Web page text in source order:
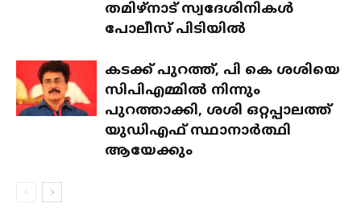
തമിഴ്‌നാട് സ്വദേശിനികൾ
പോലീസ് പിടിയിൽ
കടക്ക് പുറത്ത്, പി കെ ശശിയെ
സിപിഎമ്മിൽ നിന്നും
പുറത്താക്കി, ശശി ഒറ്റപ്പാലത്ത്
യുഡിഎഫ് സ്ഥാനാർത്ഥി
ആയേക്കും